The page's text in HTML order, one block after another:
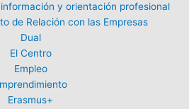
y orientación profesional
de Relación con las Empresas
Dual
El Centro
Empleo
Erasmus+